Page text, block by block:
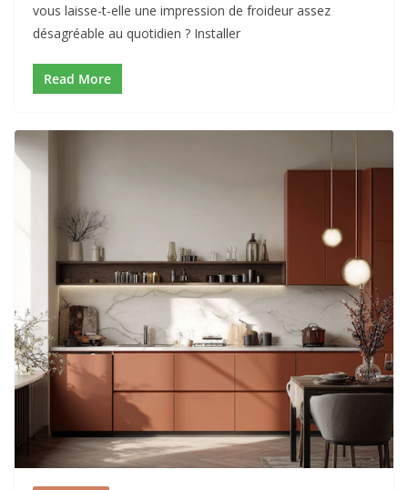
vous laisse-t-elle une impression de froideur assez
désagréable au quotidien ? Installer
Read More